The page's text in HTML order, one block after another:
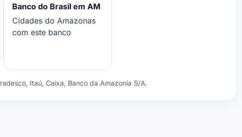
Banco do Brasil em AM
Cidades do Amazonas
com este banco
Itaú, Caixa, Banco da Amazonia S/A.